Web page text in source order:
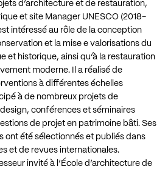
d’architecture et de restauration,
et site Manager UNESCO (2018-
intéressé au rôle de la conception
et la mise e valorisations du
et historique, ainsi qu’à la restauration
moderne. Il a réalisé de
à différentes échelles
à de nombreux projets de
conférences et séminaires
de projet en patrimoine bâti. Ses
ont été sélectionnés et publiés dans
et de revues internationales.
invité à l’École d’architecture de